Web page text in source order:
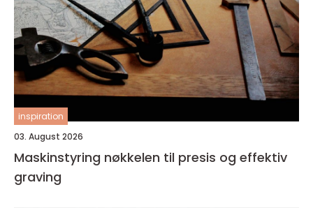
inspiration
03. August 2026
Maskinstyring nøkkelen til presis og effektiv
graving